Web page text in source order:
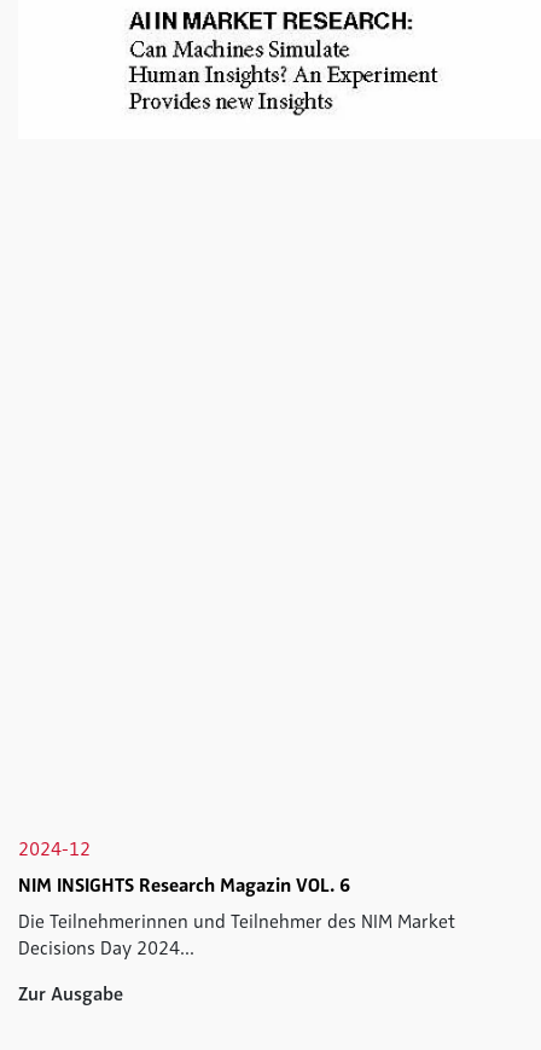
2024-12
NIM INSIGHTS Research Magazin VOL. 6
Die Teilnehmerinnen und Teilnehmer des NIM Market
Decisions Day 2024...
Zur Ausgabe